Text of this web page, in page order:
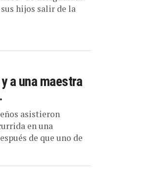
asistieron
en una
de que uno de
a